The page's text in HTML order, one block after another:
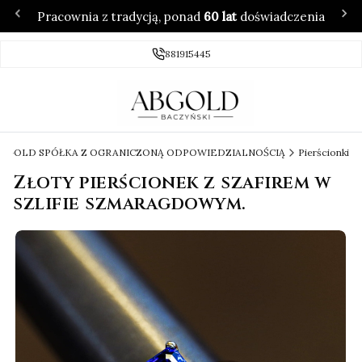
Pracownia z tradycją, ponad 60 latdoświadczenia
881915445
SPÓŁKA Z OGRANICZONĄ ODPOWIEDZIALNOŚCIĄ Pierścionki
Złoty pierścionek z szafirem w
szlifie szmaragdowym.